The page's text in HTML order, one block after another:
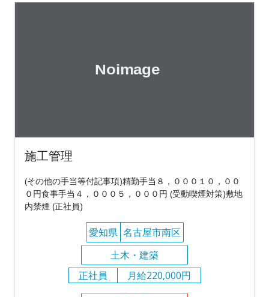
施工管理
(その他の手当等付記事項)精勤手当８，０００１０，００
０円食事手当４，０００５，０００円 (受動喫煙対策)敷地
内禁煙 (正社員)
愛知県 名古屋市南区
土木・建築
正社員
月給220,000円